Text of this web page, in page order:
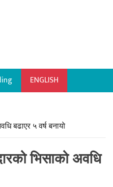
ENGLISH
बढाएर ५ वर्ष बनायो
भिसाको अवधि